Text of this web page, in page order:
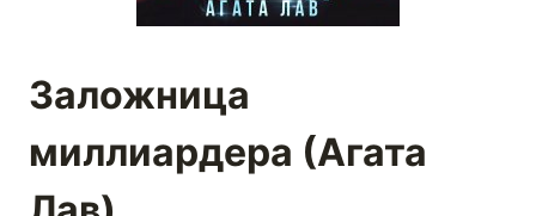
Заложница
миллиардера (Агата